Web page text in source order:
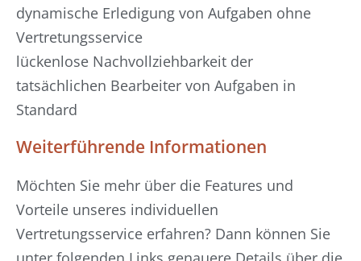
dynamische Erledigung von Aufgaben ohne
Vertretungsservice
lückenlose Nachvollziehbarkeit der
tatsächlichen Bearbeiter von Aufgaben in
Standard
Weiterführende Informationen
Möchten Sie mehr über die Features und
Vorteile unseres individuellen
Vertretungsservice erfahren? Dann können Sie